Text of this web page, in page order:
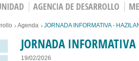
AGENCIA DE DESARROLLO
Agenda JORNADA INFORMATIVA -
JORNADA
19/02/2026